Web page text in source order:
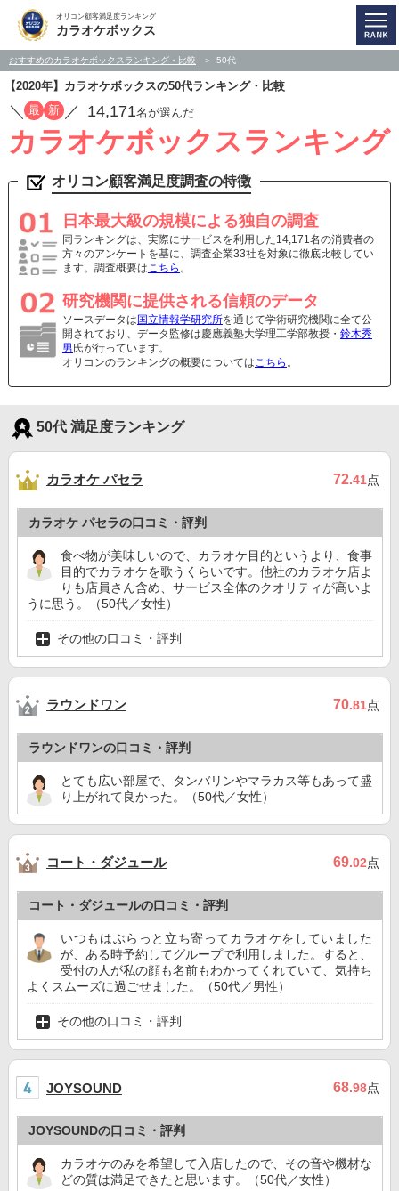
オリコン顧客満足度ランキング
カラオケボックス
おすすめのカラオケボックスランキング・比較 50代
【2020年】カラオケボックスの50代ランキング・比較
／ 最 新 ／ 14,171名が選んだ
カラオケボックスランキング
オリコン顧客満足度調査の特徴
日本最大級の規模による独自の調査
同ランキングは、実際にサービスを利用した14,171名の消費者の
方々のアンケートを基に、調査企業33社を対象に徹底比較してい
ます。調査概要はこちら 。
研究機関に提供される信頼のデータ
ソースデータは 国立情報学研究所を通じて学術研究機関に全て公
開されており、データ監修は慶應義塾大学理工学部教授・ 鈴木秀
男 氏が行っています。
オリコンのランキングの概要についてはこちら 。
50代 満足度ランキング
カラオケ パセラ 72.41点
カラオケ パセラの口コミ・評判
食べ物が美味しいので、カラオケ目的というより、食事
目的でカラオケを歌うくらいです。他社のカラオケ店よ
りも店員さん含め、サービス全体のクオリティが高いよ
うに思う。（50代／女性）
その他の口コミ・評判
ラウンドワン 70.81点
ラウンドワンの口コミ・評判
とても広い部屋で、タンバリンやマラカス等もあって盛
り上がれて良かった。（50代／女性）
コート・ダジュール 69.02点
コート・ダジュールの口コミ・評判
いつもはぶらっと立ち寄ってカラオケをしていました
が、ある時予約してグループで利用しました。すると、
受付の人が私の顔も名前もわかってくれていて、気持ち
よくスムーズに過ごせました。（50代／男性）
その他の口コミ・評判
JOYSOUND 68.98点
JOYSOUNDの口コミ・評判
カラオケのみを希望して入店したので、その音や機材な
どの質は満足できたと思います。（50代／女性）